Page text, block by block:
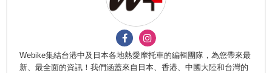
Webike集結台港中及日本各地熱愛摩托車的編輯團隊，為您帶來最
新、最全面的資訊！我們涵蓋來自日本、香港、中國大陸和台灣的